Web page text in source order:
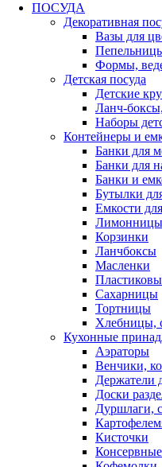
ПОСУДА
Декоративная
Вазы для
Формы,
Детская посуда
Детские
Ланч-
Наборы
Контейнеры и
Банки для
Банки для
Банки и
Бутылки
Емкости
Лимонницы
Корзинки
Ланчбоксы
Масленки
Сахарницы
Тортницы
Хлебницы,
Кухонные
Аэраторы
Венчики,
Держатели
Доски
Дуршлаги,
Кисточки